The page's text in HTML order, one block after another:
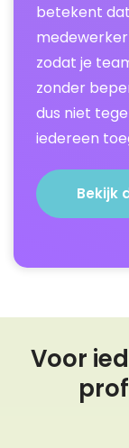
betekent
zodat je
zonder
dus niet
iedereen
Bekijk
Voor